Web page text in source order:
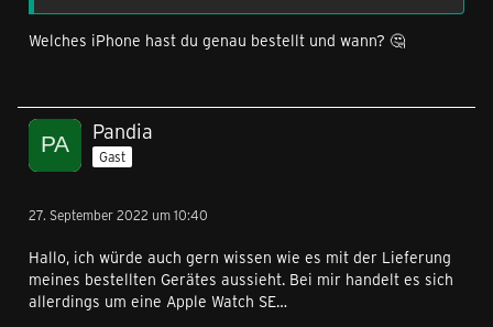
Welches iPhone hast du genau bestellt und wann? 🤔
Pandia
Gast
27. September 2022 um 10:40
Hallo, ich würde auch gern wissen wie es mit der Lieferung
meines bestellten Gerätes aussieht. Bei mir handelt es sich
allerdings um eine Apple Watch SE…